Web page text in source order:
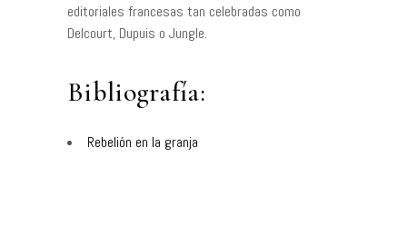
editoriales francesas tan celebradas como
Delcourt, Dupuis o Jungle.
Bibliografía:
Rebelión en la granja